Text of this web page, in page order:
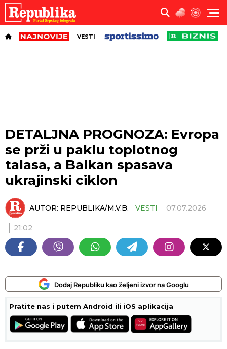
VESTI
DETALJNA PROGNOZA: Evropa
se prži u paklu toplotnog
talasa, a Balkan spasava
ukrajinski ciklon
AUTOR: REPUBLIKA/M.V.B. VESTI 07.07.2026
21:02
Dodaj Republiku kao željeni izvor na Googlu
Pratite nas i putem Android ili iOS aplikacija